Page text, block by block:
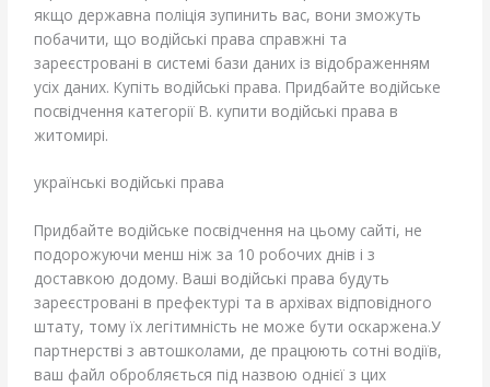
якщо державна поліція зупинить вас, вони зможуть
побачити, що водійські права справжні та
зареєстровані в системі бази даних із відображенням
усіх даних. Купіть водійські права. Придбайте водійське
посвідчення категорії B. купити водійські права в
житомирі.
українські водійські права
Придбайте водійське посвідчення на цьому сайті, не
подорожуючи менш ніж за 10 робочих днів і з
доставкою додому. Ваші водійські права будуть
зареєстровані в префектурі та в архівах відповідного
штату, тому їх легітимність не може бути оскаржена.У
партнерстві з автошколами, де працюють сотні водіїв,
ваш файл обробляється під назвою однієї з цих